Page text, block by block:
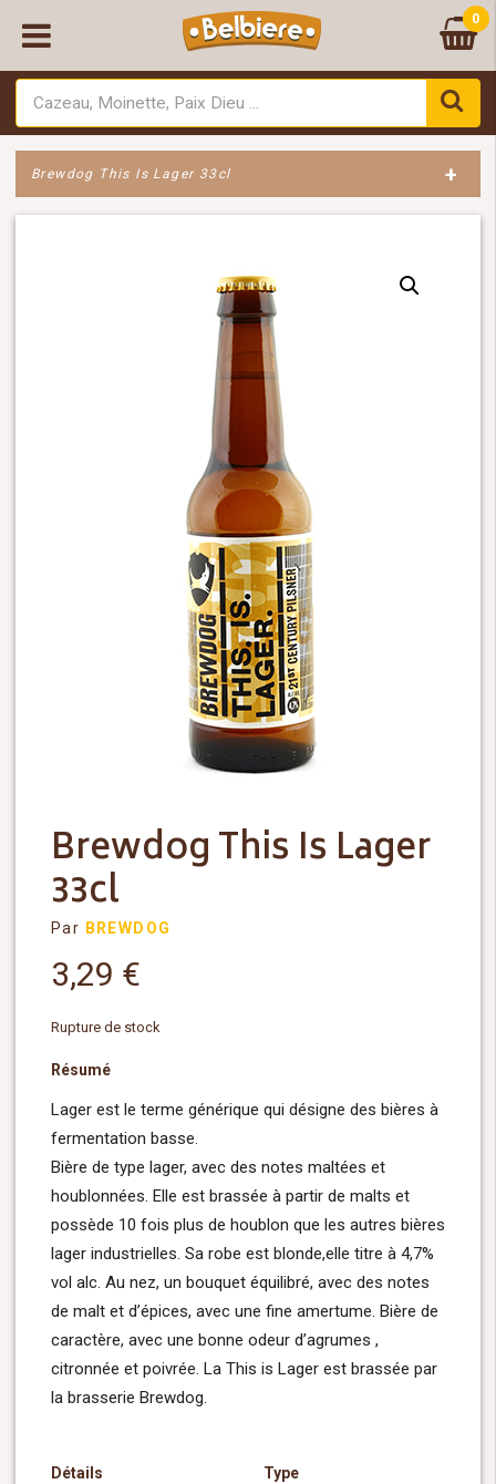
0
Brewdog This Is Lager 33cl +
Brewdog This Is Lager
33cl
Par BREWDOG
3,29 €
Rupture de stock
Résumé
Lager est le terme générique qui désigne des bières à
fermentation basse.
Bière de type lager, avec des notes maltées et
houblonnées. Elle est brassée à partir de malts et
possède 10 fois plus de houblon que les autres bières
lager industrielles. Sa robe est blonde,elle titre à 4,7%
vol alc. Au nez, un bouquet équilibré, avec des notes
de malt et d’épices, avec une fine amertume. Bière de
caractère, avec une bonne odeur d’agrumes ,
citronnée et poivrée. La This is Lager est brassée par
la brasserie Brewdog.
Détails Type